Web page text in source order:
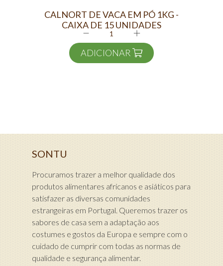
CALNORT DE VACA EM PÓ 1KG -
CAIXA DE 15 UNIDADES
ADICIONAR
SONTU
Procuramos trazer a melhor qualidade dos
produtos alimentares africanos e asiáticos para
satisfazer as diversas comunidades
estrangeiras em Portugal. Queremos trazer os
sabores de casa sem a adaptação aos
costumes e gostos da Europa e sempre com o
cuidado de cumprir com todas as normas de
qualidade e segurança alimentar.